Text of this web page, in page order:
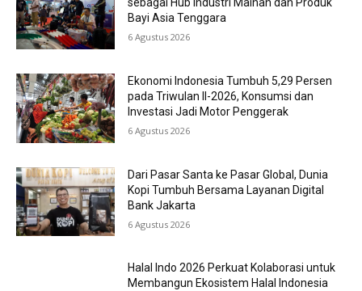
Bayi Asia Tenggara
6 Agustus 2026
Ekonomi Indonesia Tumbuh 5,29 Persen
pada Triwulan II-2026, Konsumsi dan
Investasi Jadi Motor Penggerak
6 Agustus 2026
Dari Pasar Santa ke Pasar Global, Dunia
Kopi Tumbuh Bersama Layanan Digital
Bank Jakarta
6 Agustus 2026
Halal Indo 2026 Perkuat Kolaborasi untuk
Membangun Ekosistem Halal Indonesia